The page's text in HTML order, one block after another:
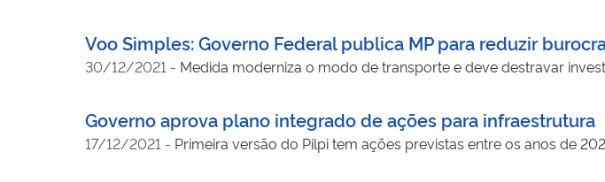
Voo Simples: Governo Federal publica MP para reduzir
30/12/2021 - Medida moderniza o modo de transporte e deve destravar
Governo aprova plano integrado de ações para infraestrutura
17/12/2021 - Primeira versão do Pilpi tem ações previstas entre os anos de